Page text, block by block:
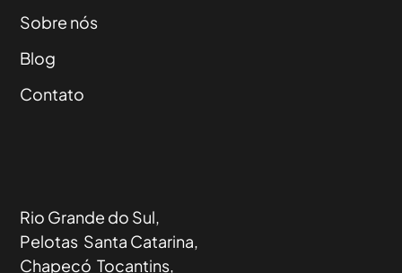
Sobre nós
Blog
Contato
Rio Grande do Sul,
Pelotas Santa Catarina,
Chapecó Tocantins,